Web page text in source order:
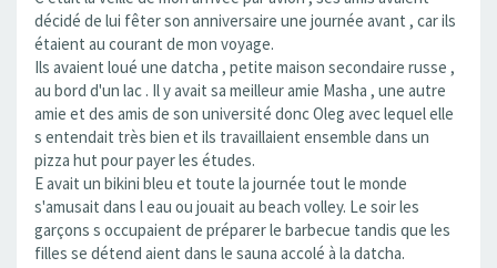
décidé de lui fêter son anniversaire une journée avant , car ils
étaient au courant de mon voyage.
Ils avaient loué une datcha , petite maison secondaire russe ,
au bord d'un lac . Il y avait sa meilleur amie Masha , une autre
amie et des amis de son université donc Oleg avec lequel elle
s entendait très bien et ils travaillaient ensemble dans un
pizza hut pour payer les études.
E avait un bikini bleu et toute la journée tout le monde
s'amusait dans l eau ou jouait au beach volley. Le soir les
garçons s occupaient de préparer le barbecue tandis que les
filles se détend aient dans le sauna accolé à la datcha.